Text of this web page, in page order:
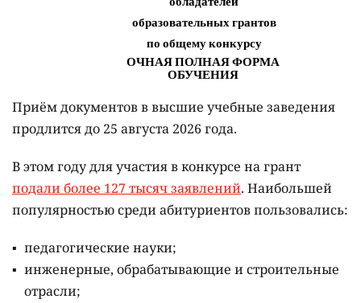
Приём документов в высшие учебные заведения
продлится до 25 августа 2026 года.
В этом году для участия в конкурсе на грант
подали более 127 тысяч заявлений. Наибольшей
популярностью среди абитуриентов пользовались:
педагогические науки;
инженерные, обрабатывающие и строительные
отрасли;